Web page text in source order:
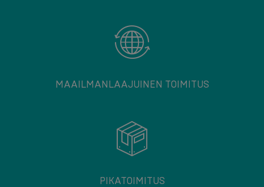
MAAILMANLAAJUINEN TOIMITUS
PIKATOIMITUS